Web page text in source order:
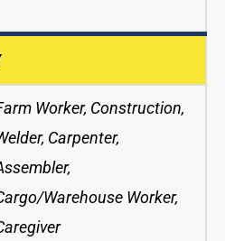
Worker, Construction,
Carpenter,
Warehouse Worker,